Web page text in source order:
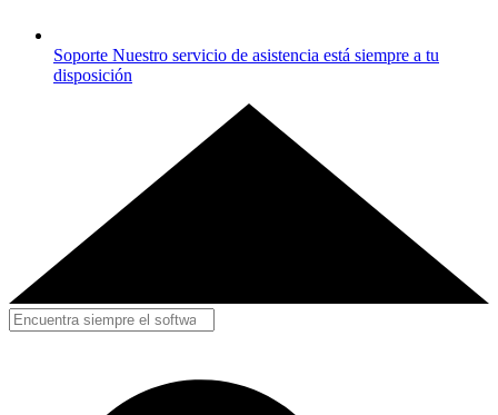
Soporte Nuestro servicio de asistencia está siempre a tu
disposición